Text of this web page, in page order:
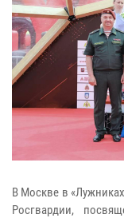
В Москве в
Росгвардии,